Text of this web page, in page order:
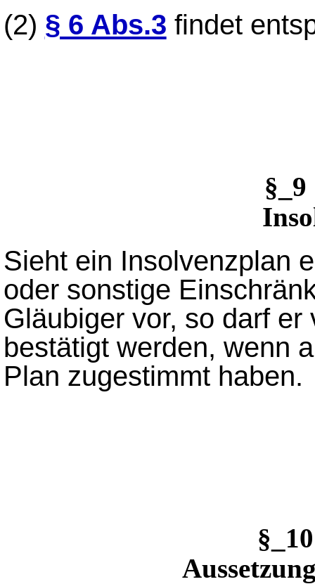
(2) § 6 Abs.3 findet
Sieht ein Insolvenzplan
oder sonstige
Gläubiger vor, so darf
bestätigt werden, wenn
Plan zugestimmt haben.